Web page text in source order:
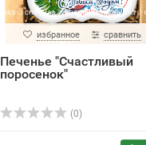
избранное сравнить
Печенье "Счастливый
поросенок"
(0)